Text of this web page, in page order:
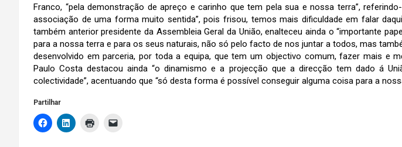
Franco, “pela demonstração de apreço e carinho que tem pela sua e nossa terra”,
associação de uma forma muito sentida”, pois frisou, temos mais dificuldade em falar
também anterior presidente da Assembleia Geral da União, enalteceu ainda o “importante
para a nossa terra e para os seus naturais, não só pelo facto de nos juntar a todos, mas
desenvolvido em parceria, por toda a equipa, que tem um objectivo comum, fazer mais e
Paulo Costa destacou ainda “o dinamismo e a projecção que a direcção tem dado á
colectividade”, acentuando que “só desta forma é possível conseguir alguma coisa para a
Partilhar